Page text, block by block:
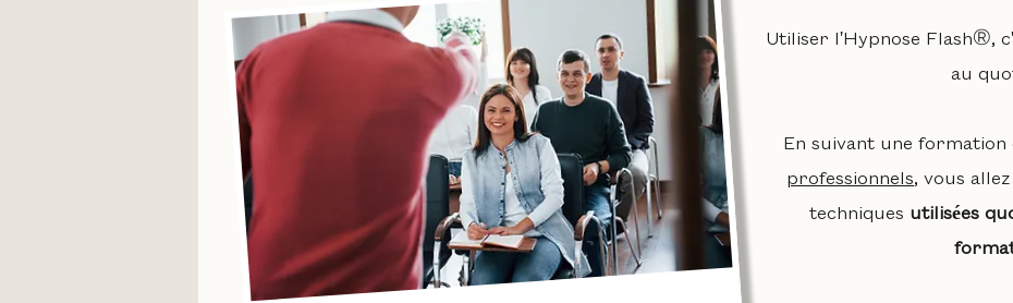
Utiliser l'Hypnose Flash®,
au
En suivant une formation
professionnels, vous
techniques utilisées